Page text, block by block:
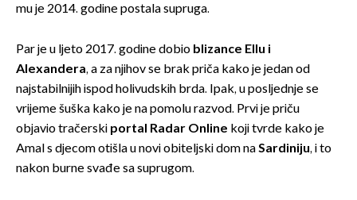
mu je 2014. godine postala supruga.
Par je u ljeto 2017. godine dobio blizance Ellu i
Alexandera, a za njihov se brak priča kako je jedan od
najstabilnijih ispod holivudskih brda. Ipak, u posljednje se
vrijeme šuška kako je na pomolu razvod. Prvi je priču
objavio tračerski portal Radar Online koji tvrde kako je
Amal s djecom otišla u novi obiteljski dom naSardiniju, i to
nakon burne svađe sa suprugom.